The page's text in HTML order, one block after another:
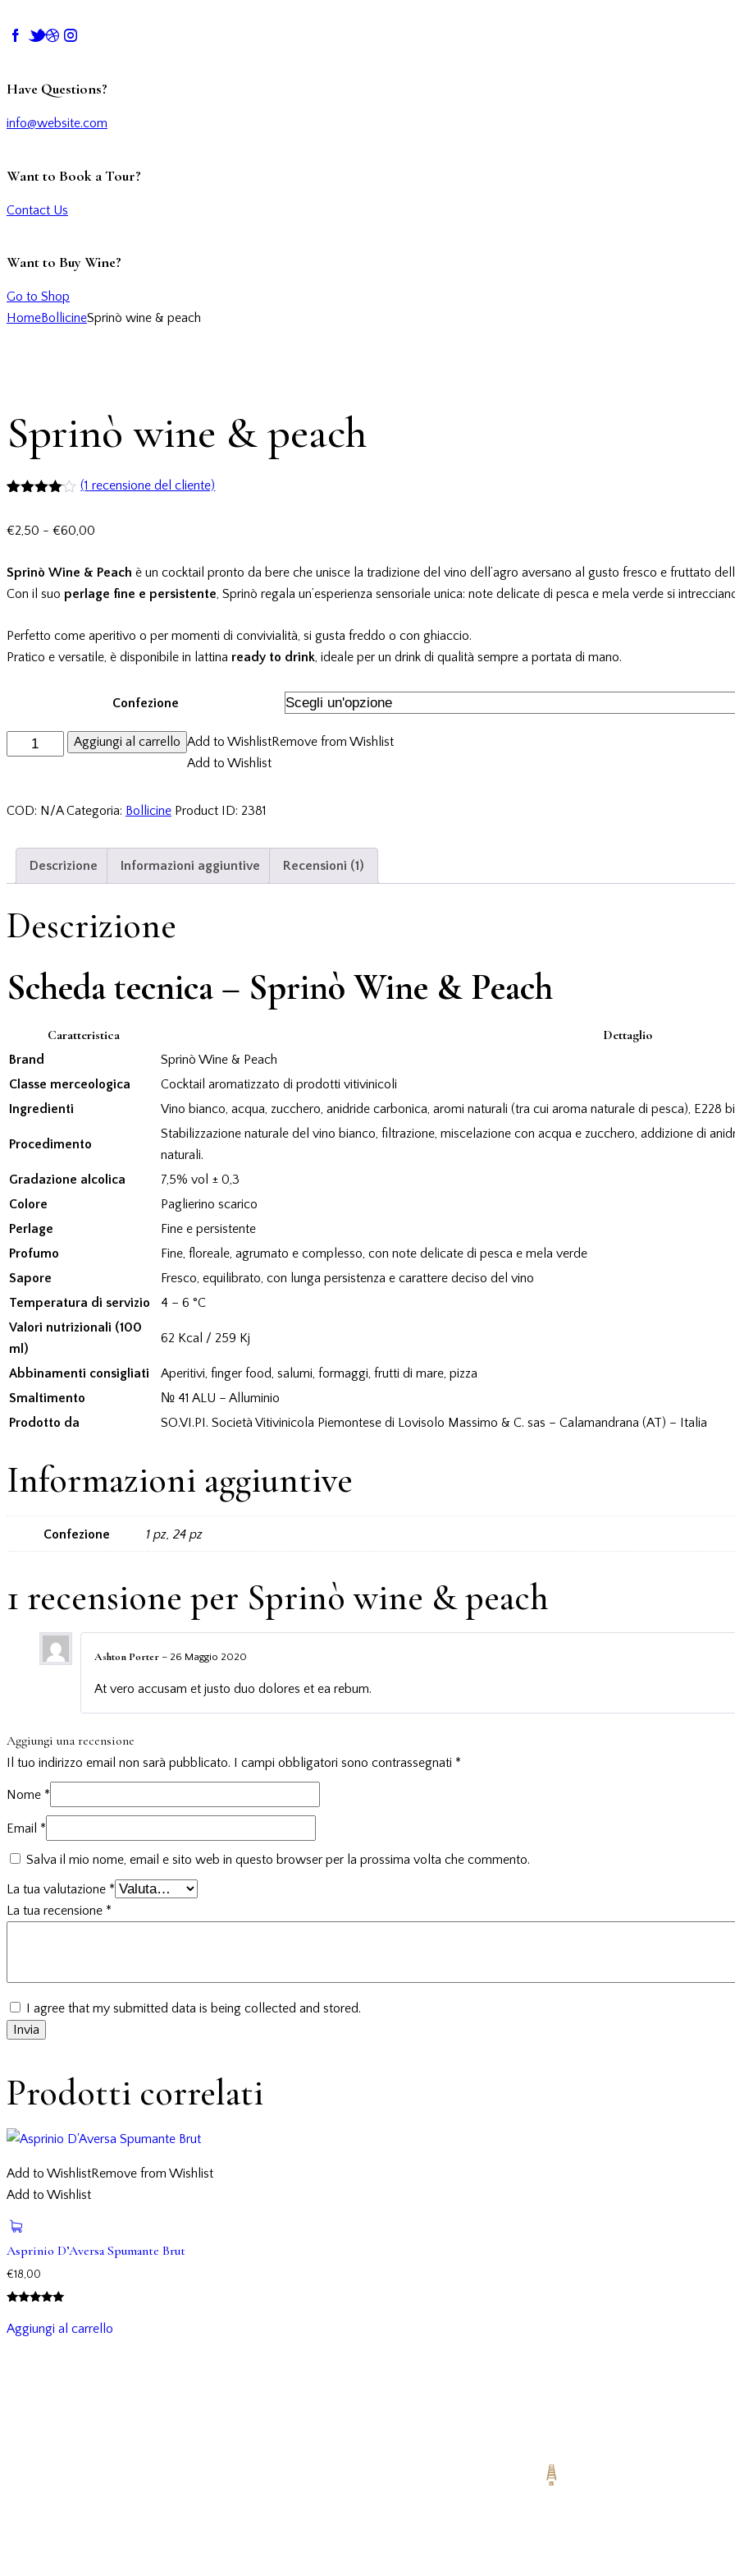
Have Questions?
info@website.com
Want to Book a Tour?
Contact Us
Want to Buy Wine?
Go to Shop
HomeBollicineSprinò wine & peach
Sprinò wine & peach
5 su
(1 recensione del cliente)
€2,50 - €60,00
Sprinò Wine & Peach è un cocktail pronto da bere che unisce la tradizione del vino dell’agro aversano al gusto fresco e fruttato
Con il suo perlage fine e persistente, Sprinò regala un’esperienza sensoriale unica: note delicate di pesca e mela verde si
Perfetto come aperitivo o per momenti di convivialità, si gusta freddo o con ghiaccio.
Pratico e versatile, è disponibile in lattina ready to drink, ideale per un drink di qualità sempre a portata di mano.
Confezione
Aggiungi al carrello Add to WishlistRemove from Wishlist
Add to Wishlist
COD: N/A Categoria: Bollicine Product ID: 2381
Descrizione Informazioni aggiuntive Recensioni (1)
Descrizione
Scheda tecnica – Sprinò Wine & Peach
Caratteristica Dettaglio
Brand
Sprinò Wine & Peach
Classe merceologica
Cocktail aromatizzato di prodotti vitivinicoli
Ingredienti
Vino bianco, acqua, zucchero, anidride carbonica, aromi naturali (tra cui aroma naturale di pesca), E228
Procedimento
Stabilizzazione naturale del vino bianco, filtrazione, miscelazione con acqua e zucchero, addizione di
naturali.
Gradazione alcolica
7,5% vol ± 0,3
Colore
Paglierino scarico
Perlage
Fine e persistente
Profumo
Fine, floreale, agrumato e complesso, con note delicate di pesca e mela verde
Sapore
Fresco, equilibrato, con lunga persistenza e carattere deciso del vino
Temperatura di servizio
4 – 6 °C
Valori nutrizionali (100
ml)
62 Kcal / 259 Kj
Abbinamenti consigliati
Aperitivi, finger food, salumi, formaggi, frutti di mare, pizza
Smaltimento
№ 41 ALU – Alluminio
Prodotto da
SO.VI.PI. Società Vitivinicola Piemontese di Lovisolo Massimo & C. sas – Calamandrana (AT) – Italia
Informazioni aggiuntive
Confezione 1 pz, 24 pz
1 recensione per Sprinò wine & peach
Ashton Porter – 26 Maggio 2020
At vero accusam et justo duo dolores et ea rebum.
Aggiungi una recensione
Il tuo indirizzo email non sarà pubblicato. I campi obbligatori sono contrassegnati *
Nome *
Email *
Salva il mio nome, email e sito web in questo browser per la prossima volta che commento.
La tua valutazione *
La tua recensione *
I agree that my submitted data is being collected and stored.
Prodotti correlati
Add to WishlistRemove from Wishlist
Add to Wishlist
Asprinio D’Aversa Spumante Brut
€18,00
5.00
su 5
Aggiungi al carrello